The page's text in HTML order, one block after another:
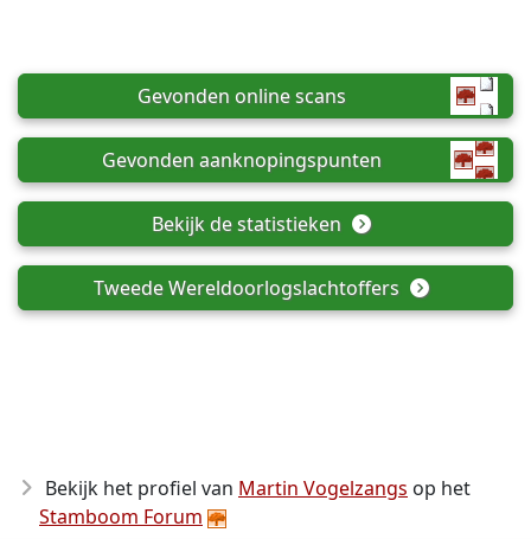
Gevonden online scans
Gevonden aanknopingspunten
Bekijk de statistieken
Tweede Wereldoorlogslachtoffers
Bekijk het profiel van Martin Vogelzangs op het
Stamboom Forum